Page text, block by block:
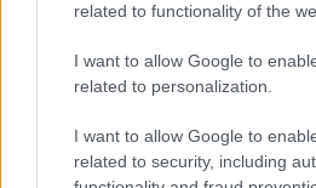
related to functionality of the
I want to allow Google to
related to personalization.
I want to allow Google to
related to security, including
Horoszkóp
Ennek a 3 csillagjegynek